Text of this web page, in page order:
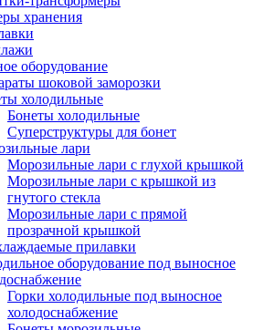
хранения
оборудование
шоковой заморозки
холодильные
Бонеты холодильные
Суперструктуры для бонет
лари
Морозильные лари с глухой крышкой
Морозильные лари с крышкой из
гнутого стекла
Морозильные лари с прямой
прозрачной крышкой
прилавки
оборудование под выносное
Горки холодильные под выносное
холодоснабжение